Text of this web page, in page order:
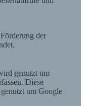
der
genutzt um
Diese
um Google